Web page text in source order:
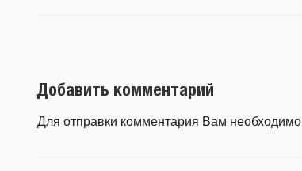
Добавить комментарий
Для отправки комментария Вам необходимо